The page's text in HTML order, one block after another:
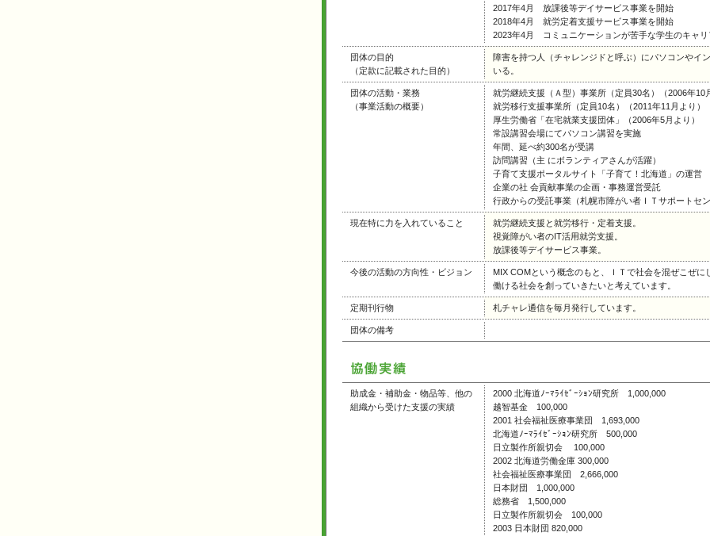
2017年4月 放課後等デイサービス事業を開始
2018年4月 就労定着支援サービス事業を開始
2023年4月 コミュニケーションが苦手な学生のキャリ
団体の目的
（定款に記載された目的）
障害を持つ人（チャレンジドと呼ぶ）にパソコンやイ
いる。
団体の活動・業務
（事業活動の概要）
就労継続支援（Ａ型）事業所（定員30名）（2006年10
就労移行支援事業所（定員10名）（2011年11月より）
厚生労働省「在宅就業支援団体」（2006年5月より）
常設講習会場にてパソコン講習を実施
年間、延べ約300名が受講
訪問講習（主 にボランティアさんが活躍）
子育て支援ポータルサイト「子育て！北海道」の運営
企業の社 会貢献事業の企画・事務運営受託
行政からの受託事業（札幌市障がい者ＩＴサポートセン
現在特に力を入れていること
就労継続支援と就労移行・定着支援。
視覚障がい者のIT活用就労支援。
放課後等デイサービス事業。
今後の活動の方向性・ビジョン
MIX COMという概念のもと、ＩＴで社会を混ぜこぜ
働ける社会を創っていきたいと考えています。
定期刊行物 札チャレ通信を毎月発行しています。
団体の備考
助成金・補助金・物品等、他の
組織から受けた支援の実績
2000 北海道ﾉｰﾏﾗｲｾﾞｰｼｮﾝ研究所 1,000,000
越智基金 100,000
2001 社会福祉医療事業団 1,693,000
北海道ﾉｰﾏﾗｲｾﾞｰｼｮﾝ研究所 500,000
日立製作所親切会 100,000
2002 北海道労働金庫 300,000
社会福祉医療事業団 2,666,000
日本財団 1,000,000
総務省 1,500,000
日立製作所親切会 100,000
2003 日本財団 820,000